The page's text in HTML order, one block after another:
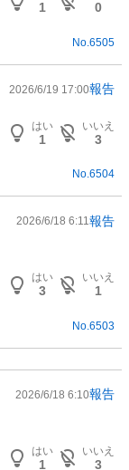
1
0
No. 6505
2026/6/19 17:00報告
はい
1
いいえ
3
No.6504
2026/6/18 6:11報告
はい
3
いいえ
1
No. 6503
2026/6/18 6:10報告
はい
1
いいえ
3